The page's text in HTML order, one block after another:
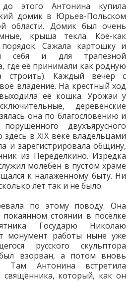
этого Антонина купила
домик в Юрьев-Польском
области. Домик был очень
крыша текла. Кое-как
Сажала картошку и
себя и для трапезной
где её принимали как родную
строить). Каждый вечер с
владение. На крестный ход
её кошка. Урожаи у
деревенские
она по благословению и
двухъярусного
здесь в XIX веке владельцами
и зарегистрировала общину,
из Переделкино. Изредка
молебен в пустом храме
к налаженному быту. Ни
лет так и не было.
по этому поводу. Она
стоянии в посёлке
Государю Николаю
монумент работы ныне уже
русского скульптора
взорван, а потом вновь
Там Антонина встретила
священника, который, как он